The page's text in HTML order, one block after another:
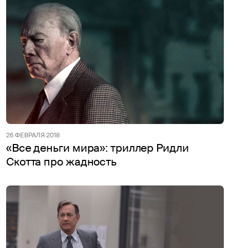
26 ФЕВРАЛЯ 2018
«Все деньги мира»: триллер Ридли
Скотта про жадность